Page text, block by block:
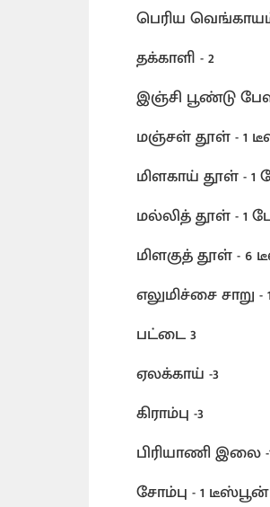
பெரிய
தக்காளி - 2
இஞ்சி பூண்டு
மஞ்சள் தூள் - 1
மிளகாய் தூள் - 1
மல்லித் தூள் - 1
மிளகுத் தூள் - 6
எலுமிச்சை சாறு
பட்டை 3
ஏலக்காய் -3
கிராம்பு -3
பிரியாணி இலை -
சோம்பு - 1 டீஸ்பூன்